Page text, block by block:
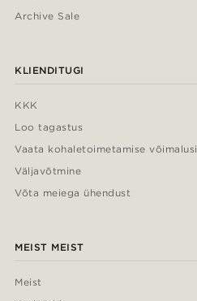
Archive Sale
KLIENDITUGI
KKK
Loo tagastus
Vaata kohaletoimetamise võimalusi
Väljavõtmine
Võta meiega ühendust
MEIST MEIST
Meist